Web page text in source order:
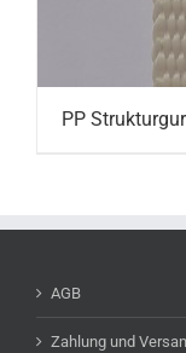
PP
AGB
Zahlung und